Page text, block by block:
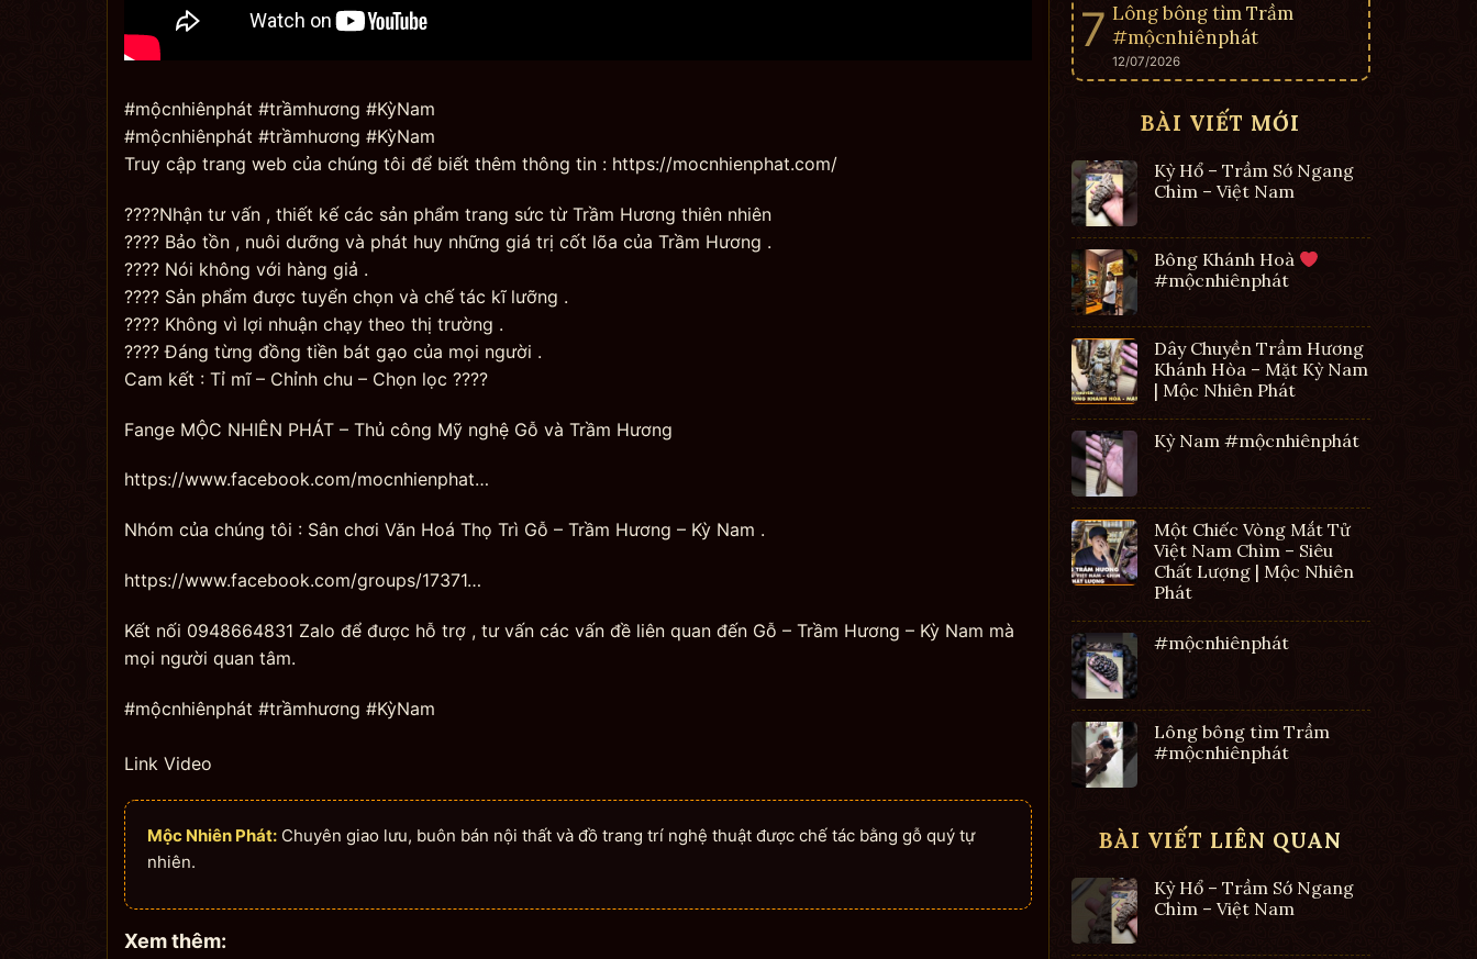
#mộcnhiênphát #trầmhương #KỳNam
#mộcnhiênphát #trầmhương #KỳNam
Truy cập trang web của chúng tôi để biết thêm thông tin : https://mocnhienphat.com/
????Nhận tư vấn , thiết kế các sản phẩm trang sức từ Trầm Hương thiên nhiên
???? Bảo tồn , nuôi dưỡng và phát huy những giá trị cốt lõa của Trầm Hương .
???? Nói không với hàng giả .
???? Sản phẩm được tuyển chọn và chế tác kĩ lưỡng .
???? Không vì lợi nhuận chạy theo thị trường .
???? Đáng từng đồng tiền bát gạo của mọi người .
Cam kết : Tỉ mĩ – Chỉnh chu – Chọn lọc ????
Fange MỘC NHIÊN PHÁT – Thủ công Mỹ nghệ Gỗ và Trầm Hương
https://www.facebook.com/mocnhienphat…
Nhóm của chúng tôi : Sân chơi Văn Hoá Thọ Trì Gỗ – Trầm Hương – Kỳ Nam .
https://www.facebook.com/groups/17371…
Kết nối 0948664831 Zalo để được hỗ trợ , tư vấn các vấn đề liên quan đến Gỗ – Trầm Hương – Kỳ Nam mà
mọi người quan tâm.
#mộcnhiênphát #trầmhương #KỳNam
Link Video
Mộc Nhiên Phát: Chuyên giao lưu, buôn bán nội thất và đồ trang trí nghệ thuật được chế tác bằng gỗ quý tự
nhiên.
Xem thêm:
Lông bông tìm Trầm
#mộcnhiênphát
12/07/2026
BÀI VIẾT MỚI
Kỳ Hổ – Trầm Sớ Ngang
Chìm – Việt Nam
Bông Khánh Hoà
#mộcnhiênphát
Dây Chuyền Trầm Hương
Khánh Hòa – Mặt Kỳ Nam
| Mộc Nhiên Phát
Kỳ Nam #mộcnhiênphát
Một Chiếc Vòng Mắt Tử
Việt Nam Chìm – Siêu
Chất Lượng | Mộc Nhiên
Phát
#mộcnhiênphát
Lông bông tìm Trầm
#mộcnhiênphát
BÀI VIẾT LIÊN QUAN
Kỳ Hổ – Trầm Sớ Ngang
Chìm – Việt Nam